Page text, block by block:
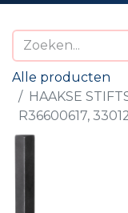
Alle producten
HAAKSE
R36600617,